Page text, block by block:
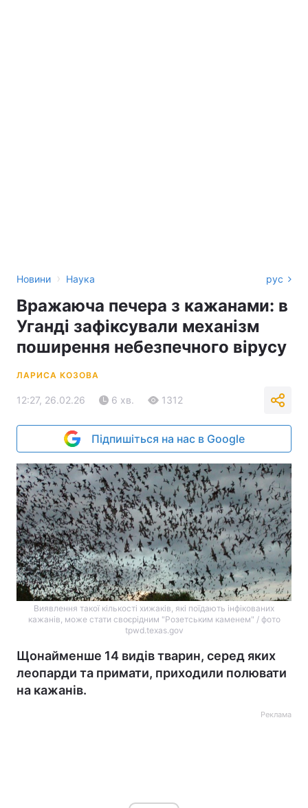
Новини › Наука рус
Вражаюча печера з кажанами: в
Уганді зафіксували механізм
поширення небезпечного вірусу
ЛАРИСА КОЗОВА
12:27, 26.02.26 6 хв. 1312
Підпишіться на нас в Google
Виявлення такої кількості хижаків, які поїдають інфікованих
кажанів, може стати своєрідним "Розетським каменем" / фото
tpwd.texas.gov
Щонайменше 14 видів тварин, серед яких
леопарди та примати, приходили полювати
на кажанів.
Реклама